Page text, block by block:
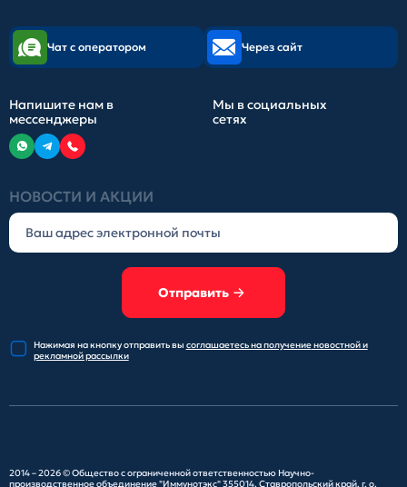
НОВОСТИ И АКЦИИ
Отправить
Нажимая на кнопку отправитьвы соглашаетесь на получениеновостной и
рекламной рассылки
Чат с оператором Через сайт
Напишите нам в
мессенджеры
Мы в социальных
сетях
2014 – 2026 ©Общество с ограниченной ответственностью Научно-
производственное объединение "Иммунотэкс"355014, Ставропольский край, г. о.